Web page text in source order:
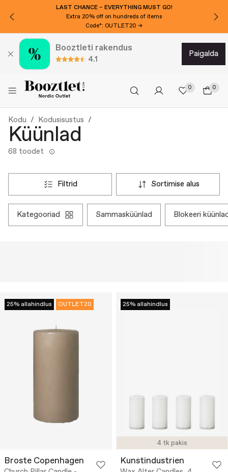
LAST CHANCE – EVERYTHING MUST GO!
Extra 20% off on hundreds of items
Code*: OUTLET20 →
Booztleti rakendus
4.1
paigalda
0 0
Kodu Kodusisustus
Küünlad
68 toodet
filtrid sortimise alus
kategooriad sammasküünlad blokeeri
25% allahindlus OUTLET20
Broste Copenhagen
4 tk pakis
25% allahindlus
Kunstindustrien